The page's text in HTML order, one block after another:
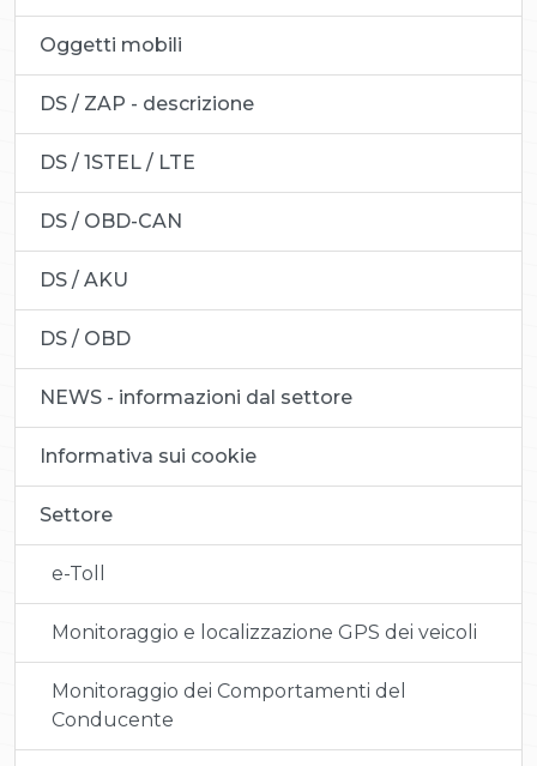
Oggetti mobili
DS / ZAP - descrizione
DS / 1STEL / LTE
DS / OBD-CAN
DS / AKU
DS / OBD
NEWS - informazioni dal settore
Informativa sui cookie
Settore
e-Toll
Monitoraggio e localizzazione GPS dei veicoli
Monitoraggio dei Comportamenti del
Conducente